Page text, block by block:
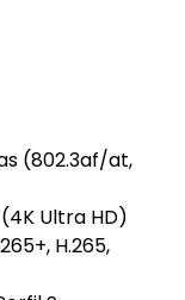
(802.3af/at,
(4K Ultra HD)
H.265,